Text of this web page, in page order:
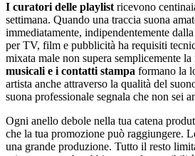
I curatori delle playlistricevono
settimana. Quando una traccia suona
immediatamente, indipendentemente
per TV, film e pubblicità ha requisiti
mixata male non supera semplicemente
musicali e i contatti stampa formano la
artista anche attraverso la qualità del
suona professionale segnala che non sei
Ogni anello debole nella tua catena
che la tua promozione può raggiungere.
una grande produzione. Tutto il resto